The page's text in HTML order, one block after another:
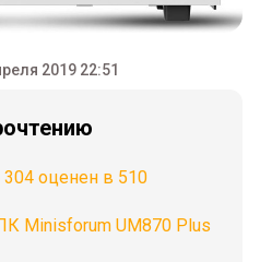
2019 22:51
оценен в 510
Minisforum UM870 Plus